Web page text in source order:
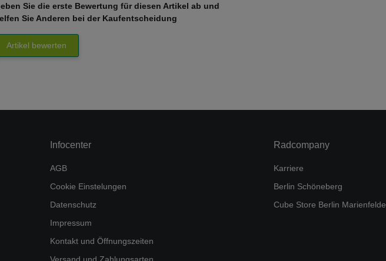
Sie die erste Bewertung für diesen Artikel ab und
Sie Anderen bei der Kaufentscheidung
Artikel bewerten
Infocenter
AGB
Cookie Einstelungen
Datenschutz
Impressum
Kontakt und Öffnungszeiten
Versand und Zahlungsarten
Radcompany
Karriere
Berlin Schöneberg
Cube Store Berlin Marienfelde